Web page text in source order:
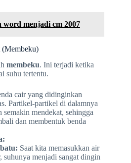
word menjadi cm 2007
(Membeku)
membeku. Ini terjadi ketika
suhu tertentu.
cair yang didinginkan
Partikel-partikel di dalamnya
semakin mendekat, sehingga
dan membentuk benda
Saat kita memasukkan air
suhunya menjadi sangat dingin